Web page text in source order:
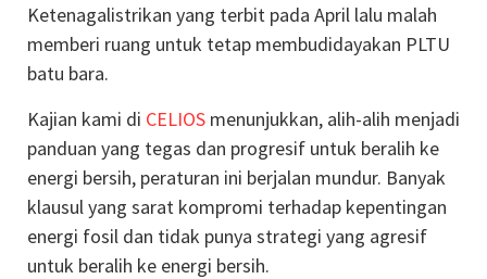
Ketenagalistrikan yang terbit pada April lalu malah
memberi ruang untuk tetap membudidayakan PLTU
batu bara.
Kajian kami di CELIOS menunjukkan, alih-alih menjadi
panduan yang tegas dan progresif untuk beralih ke
energi bersih, peraturan ini berjalan mundur. Banyak
klausul yang sarat kompromi terhadap kepentingan
energi fosil dan tidak punya strategi yang agresif
untuk beralih ke energi bersih.